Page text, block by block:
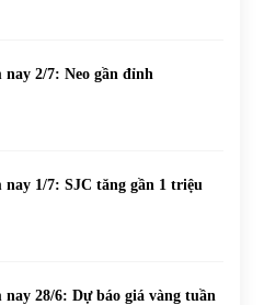
nay 2/7: Neo gần đỉnh
nay 1/7: SJC tăng gần 1 triệu
nay 28/6: Dự báo giá vàng tuần